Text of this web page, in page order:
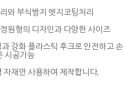
와 부식방지 엣지코팅처리
원형의 디자인과 다양한 사이즈
강화 플라스틱 후크로 안전하고 손
시공가능
자재만 사용하여 제작합니다.